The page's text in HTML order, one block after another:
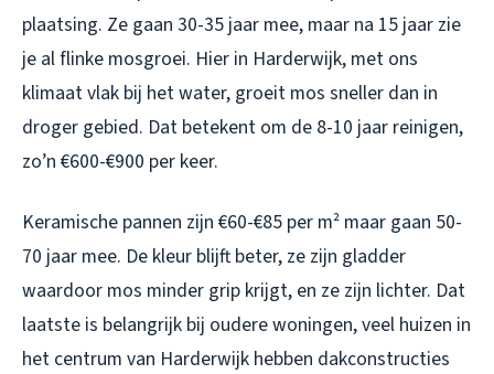
plaatsing. Ze gaan 30-35 jaar mee, maar na 15 jaar zie
je al flinke mosgroei. Hier in Harderwijk, met ons
klimaat vlak bij het water, groeit mos sneller dan in
droger gebied. Dat betekent om de 8-10 jaar reinigen,
zo’n €600-€900 per keer.
Keramische pannen zijn €60-€85 per m² maar gaan 50-
70 jaar mee. De kleur blijft beter, ze zijn gladder
waardoor mos minder grip krijgt, en ze zijn lichter. Dat
laatste is belangrijk bij oudere woningen, veel huizen in
het centrum van Harderwijk hebben dakconstructies